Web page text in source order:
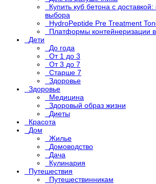
Купить куб бетона с
выбора
HydroPeptide Pre Treatment
Платформы контейнеризации
Дети
До года
От 1 до 3
От 3 до 7
Старше 7
Здоровье
Здоровье
Медицина
Здоровый образ жизни
Диеты
Красота
Дом
Жилье
Домоводство
Дача
Кулинария
Путешествия
Путешествинникам